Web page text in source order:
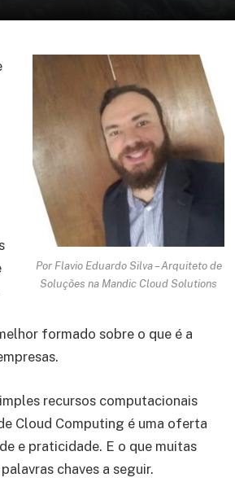
Por Flavio Eduardo Silva – Arquiteto de
Soluções na Mandic Cloud Solutions
formado sobre o que é a
recursos computacionais
Cloud Computing é uma oferta
e praticidade. E o que muitas
chaves a seguir.